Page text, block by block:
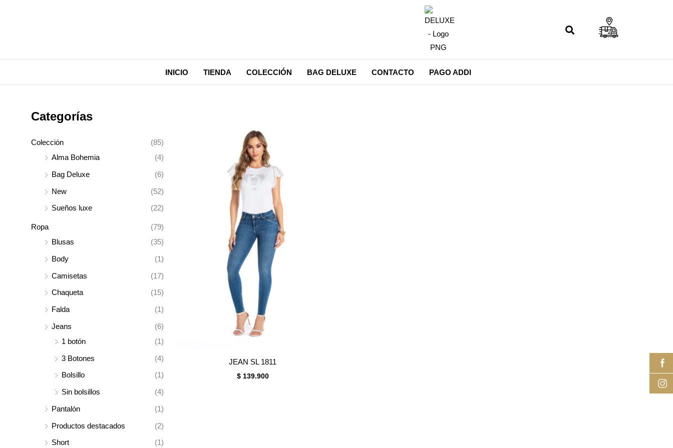
Search
INICIO TIENDA COLECCIÓN BAG DELUXE CONTACTO PAGO ADDI
Categorías
Colección
(85)
Alma Bohemia
(4)
Bag Deluxe
(6)
New
(52)
Sueños luxe
(22)
Ropa
(79)
Blusas
(35)
Body
(1)
Camisetas
(17)
Chaqueta
(15)
Falda
(1)
Jeans
(6)
1 botón
(1)
3 Botones
(4)
Bolsillo
(1)
Sin bolsillos
(4)
Pantalón
(1)
Productos destacados
(2)
Short
(1)
JEAN SL 1811
$139.900